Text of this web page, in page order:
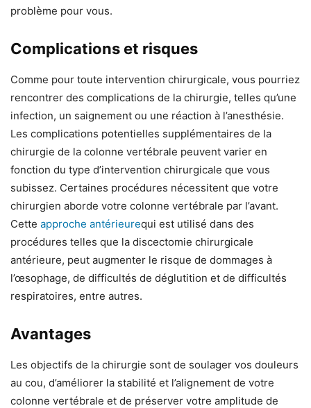
problème pour vous.
Complications et risques
Comme pour toute intervention chirurgicale, vous pourriez
rencontrer des complications de la chirurgie, telles qu’une
infection, un saignement ou une réaction à l’anesthésie.
Les complications potentielles supplémentaires de la
chirurgie de la colonne vertébrale peuvent varier en
fonction du type d’intervention chirurgicale que vous
subissez. Certaines procédures nécessitent que votre
chirurgien aborde votre colonne vertébrale par l’avant.
Cette approche antérieurequi est utilisé dans des
procédures telles que la discectomie chirurgicale
antérieure, peut augmenter le risque de dommages à
l’œsophage, de difficultés de déglutition et de difficultés
respiratoires, entre autres.
Avantages
Les objectifs de la chirurgie sont de soulager vos douleurs
au cou, d’améliorer la stabilité et l’alignement de votre
colonne vertébrale et de préserver votre amplitude de